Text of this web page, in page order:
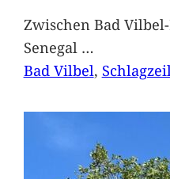
Zwischen Bad
Senegal …
Bad Vilbel,